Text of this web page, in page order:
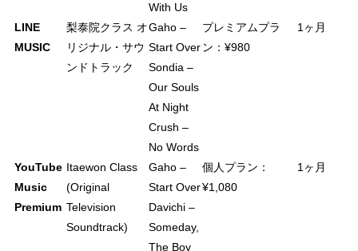
With Us
LINE
MUSIC
梨泰院クラス オ
リジナル・サウ
ンドトラック
Gaho –
Start Over
Sondia –
Our Souls
At Night
Crush –
No Words
プレミアムプラ
ン：¥980
1ヶ月
YouTube
Music
Premium
Itaewon Class
(Original
Television
Soundtrack)
Gaho –
Start Over
Davichi –
Someday,
The Boy
個人プラン：
¥1,080
1ヶ月